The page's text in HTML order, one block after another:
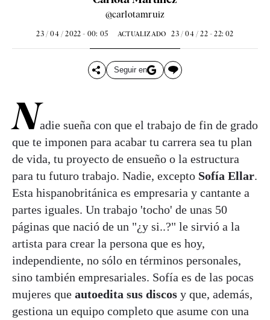
@carlotamruiz
23 / 04 / 2022 - 00: 05 ACTUALIZADO 23 / 04 / 22 - 22: 02
Seguir en
Nadie sueña con que el trabajo de fin de grado
que te imponen para acabar tu carrera sea tu plan
de vida, tu proyecto de ensueño o la estructura
para tu futuro trabajo. Nadie, excepto Sofía Ellar.
Esta hispanobritánica es empresaria y cantante a
partes iguales. Un trabajo 'tocho' de unas 50
páginas que nació de un "¿y si..?" le sirvió a la
artista para crear la persona que es hoy,
independiente, no sólo en términos personales,
sino también empresariales. Sofía es de las pocas
mujeres que autoedita sus discos y que, además,
gestiona un equipo completo que asume con una